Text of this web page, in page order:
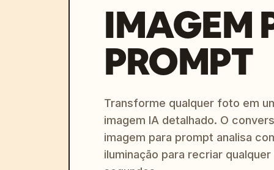
IMAGEM
PROMPT
Transforme qualquer foto em
imagem IA detalhado. O
imagem para prompt analisa
iluminação para recriar qualquer